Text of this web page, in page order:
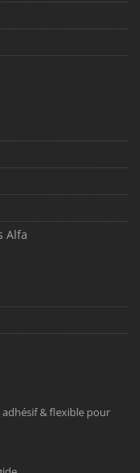
Alfa
adhésif & flexible pour